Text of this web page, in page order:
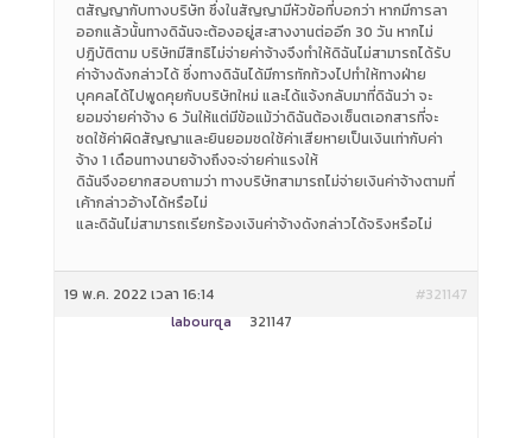
ตสัญญากับทางบริษัท ซึ่งในสัญญามีหัวข้อที่บอกว่า หากมีการลา
ออกแล้วนั้นทางดิฉันจะต้องอยู่สะสางงานต่ออีก 30 วัน หากไม่
ปฎิบัติตาม บริษัทมีสิทธิไม่จ่ายค่าจ้างจึงทำให้ดิฉันไม่สามารถได้รับ
ค่าจ้างดังกล่าวได้ ซึ่งทางดิฉันได้มีการทักท้วงไปทำให้ทางฝ่าย
บุคคลได้ไปพูดคุยกับบริษัทใหม่ และได้แจ้งกลับมาที่ดิฉันว่า จะ
ยอมจ่ายค่าจ้าง 6 วันให้แต่มีข้อแม้ว่าดิฉันต้องเซ็นตเอกสารที่จะ
ชดใช้ค่าผิดสัญญาและยินยอมชดใช้ค่าเสียหายเป็นเงินเท่ากับค่า
จ้าง 1 เดือนทางนายจ้างถึงจะจ่ายค่าแรงให้
ดิฉันจึงอยากสอบถามว่า ทางบริษัทสามารถไม่จ่ายเงินค่าจ้างตามที่
เค้ากล่าวอ้างได้หรือไม่
และดิฉันไม่สามารถเรียกร้องเงินค่าจ้างดังกล่าวได้จริงหรือไม่
19 พ.ค. 2022 เวลา 16:14
#321147
labourqa
321147